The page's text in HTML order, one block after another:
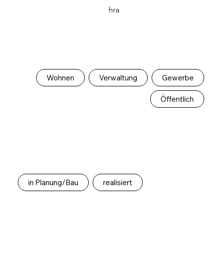
hra
Gewerbe
Verwaltung
Wohnen
Öffentlich
in Planung/Bau realisiert